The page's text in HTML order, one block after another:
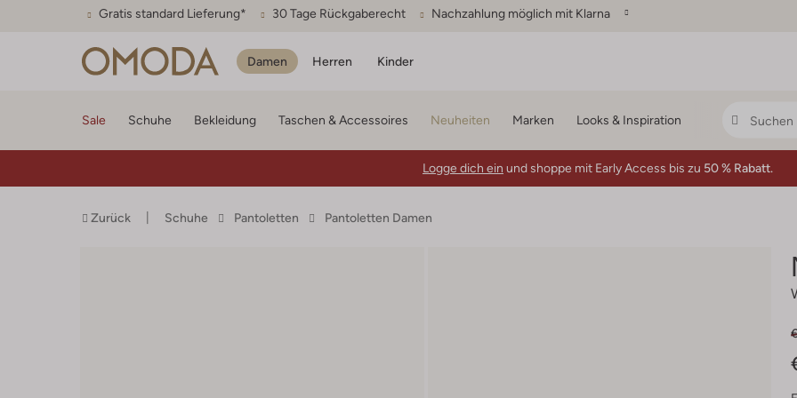
Gratis standard Lieferung* 30 Tage Rückgaberecht Nachzahlung möglich mit Klarna
Damen Herren Kinder
Sale Schuhe Bekleidung Taschen & Accessoires Neuheiten Marken Looks & Inspiration
Logge dich ein und shoppe mit Early Access bis zu 50 % Rabatt.
Zurück Schuhe Pantoletten Pantoletten Damen